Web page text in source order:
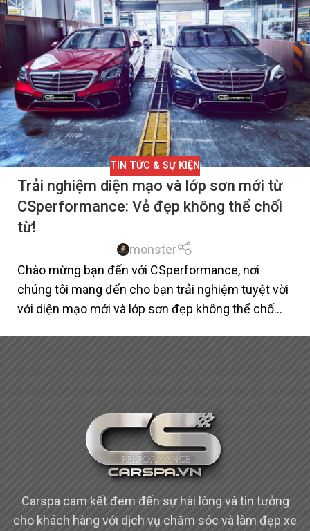
TIN TỨC & SỰ KIỆN
Trải nghiệm diện mạo và lớp sơn mới từ
CSperformance: Vẻ đẹp không thể chối
từ!
monster
Chào mừng bạn đến với CSperformance, nơi
chúng tôi mang đến cho bạn trải nghiệm tuyệt vời
với diện mạo mới và lớp sơn đẹp không thể chố...
Carspa cam kết đem đến sự hài lòng và tin tưởng
cho khách hàng với dịch vụ chăm sóc và làm đẹp xe